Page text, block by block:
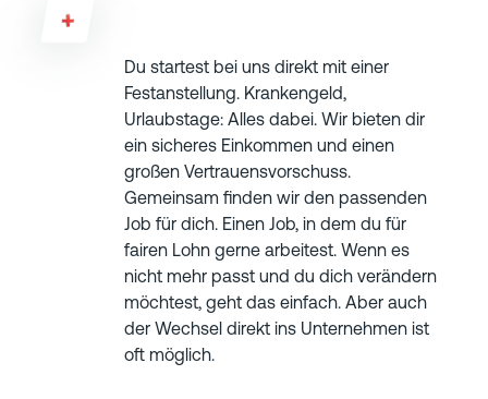
Du startest bei uns direkt mit einer
Festanstellung. Krankengeld,
Urlaubstage: Alles dabei. Wir bieten dir
ein sicheres Einkommen und einen
großen Vertrauensvorschuss.
Gemeinsam finden wir den passenden
Job für dich. Einen Job, in dem du für
fairen Lohn gerne arbeitest. Wenn es
nicht mehr passt und du dich verändern
möchtest, geht das einfach. Aber auch
der Wechsel direkt ins Unternehmen ist
oft möglich.